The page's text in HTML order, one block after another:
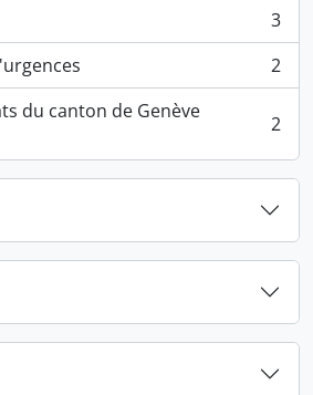
3
2
du canton de Genève
2